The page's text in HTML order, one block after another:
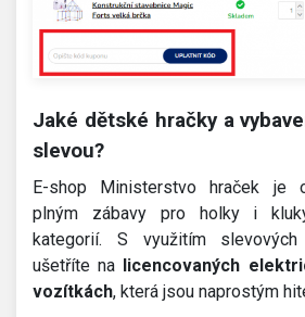
Jaké dětské hračky a
slevou?
E-shop Ministerstvo hraček je
plným zábavy pro holky i
kategorií. S využitím
ušetříte na
licencovaných
vozítkách, která jsou naprostým